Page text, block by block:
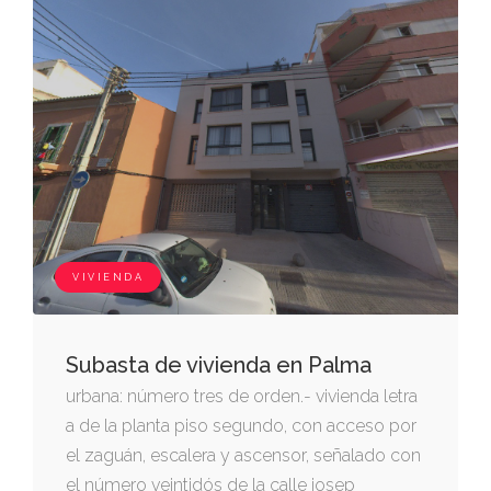
medianeras, señalado con el número 22 de la
calle pintor carlota, compuesto de cuatro
plantassuperpuestas denominadas de
inferior a superior semisótano, planta baja y
pisos primero y segundo, de las siguientes
características constructivas: la planta
semisótano mide cuatrocientos cincuenta
metros cuadrados, y dispone de rampa de
comunicación con la callecitada, caja general
de escalera, sala de máquinas, ocho cuartos
trasteros 1 al 8, y doce aparcamientos 1 al 12.
treinta y cuatro decímetros cuadrados,
cuenta con rampa de descenso al sótano(
ver edicto)
VIVIENDA
Subasta de vivienda en Palma
urbana: número tres de orden.- vivienda letra
a de la planta piso segundo, con acceso por
el zaguán, escalera y ascensor, señalado con
el número veintidós de la calle josep